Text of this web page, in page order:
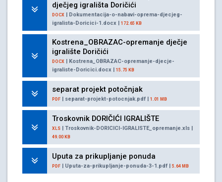
dječjeg igrališta Doričići
DOCX | Dokumentacija-o-nabavi-oprema-djecjeg-
igralista-Doricici-1.docx | 172.65 KB
Kostrena_OBRAZAC-opremanje dječje
igralište Doričići
DOCX | Kostrena_OBRAZAC-opremanje-djecje-
igraliste-Doricici.docx | 15.75 KB
separat projekt potočnjak
PDF | separat-projekt-potocnjak.pdf | 1.01 MB
Troskovnik DORIČIĆI IGRALIŠTE
XLS | Troskovnik-DORICICI-IGRALISTE_opremanje.xls |
49.00 KB
Uputa za prikupljanje ponuda
PDF | Uputa-za-prikupljanje-ponuda-3-1.pdf | 5.64 MB